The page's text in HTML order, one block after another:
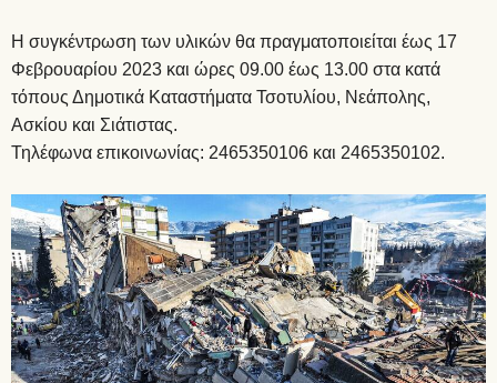
Η συγκέντρωση των υλικών θα πραγματοποιείται έως 17
Φεβρουαρίου 2023 και ώρες 09.00 έως 13.00 στα κατά
τόπους Δημοτικά Καταστήματα Τσοτυλίου, Νεάπολης,
Ασκίου και Σιάτιστας.
Τηλέφωνα επικοινωνίας: 2465350106 και 2465350102.